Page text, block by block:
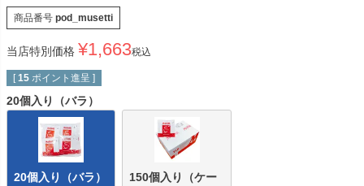
商品番号 pod_musetti
当店特別価格 ¥1,663税込
[ 15 ポイント進呈 ]
20個入り（バラ）
20個入り（バラ）
150個入り（ケー